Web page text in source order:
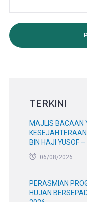
TERKINI
MAJLIS BACAAN
BIN HAJI YUSOF
06/08/2026
PERASMIAN
HUJAN